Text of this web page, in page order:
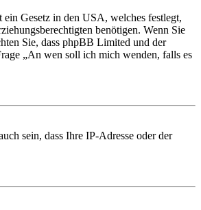
Gesetz in den USA, welches festlegt,
benötigen. Wenn Sie
Sie, dass phpBB Limited und der
„An wen soll ich mich wenden, falls es
sein, dass Ihre IP-Adresse oder der